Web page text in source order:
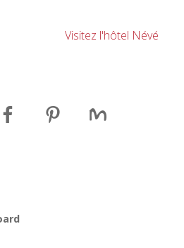
Visitez l'hôtel Névé